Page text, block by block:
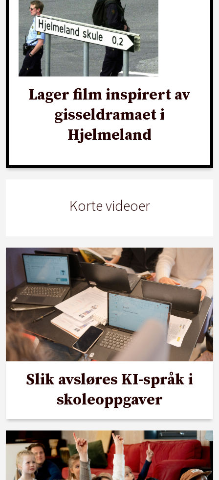
Lager film inspirert av
gisseldramaet i
Hjelmeland
Korte videoer
Slik avsløres KI-språk i
skoleoppgaver